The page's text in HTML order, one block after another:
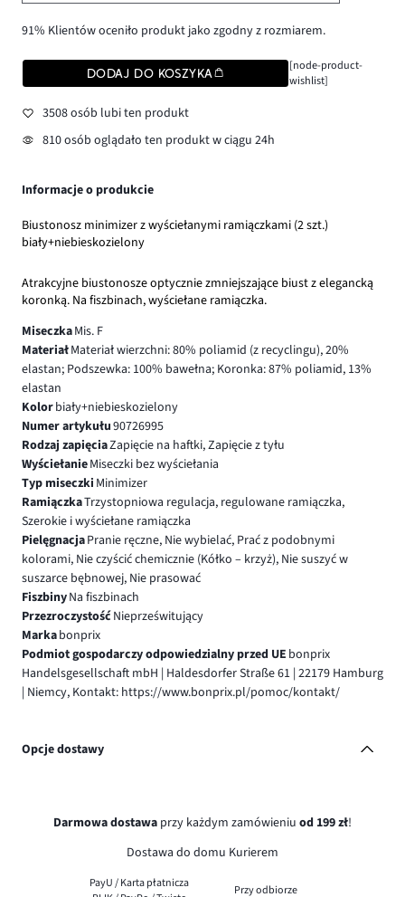
91% Klientów oceniło produkt jako zgodny z rozmiarem.
DODAJ DO KOSZYKA
[node-product-
wishlist]
3508 osób lubi ten produkt
810 osób oglądało ten produkt w ciągu 24h
Informacje o produkcie
Biustonosz minimizer z wyściełanymi ramiączkami (2 szt.)
biały+niebieskozielony
Atrakcyjne biustonosze optycznie zmniejszające biust z elegancką
koronką. Na fiszbinach, wyściełane ramiączka.
MiseczkaMis. F
MateriałMateriał wierzchni: 80% poliamid (z recyclingu), 20%
elastan; Podszewka: 100% bawełna; Koronka: 87% poliamid, 13%
elastan
Kolorbiały+niebieskozielony
Numer artykułu90726995
Rodzaj zapięciaZapięcie na haftki, Zapięcie z tyłu
WyściełanieMiseczki bez wyściełania
Typ miseczki Minimizer
RamiączkaTrzystopniowa regulacja, regulowane ramiączka,
Szerokie i wyściełane ramiączka
PielęgnacjaPranie ręczne, Nie wybielać, Prać z podobnymi
kolorami, Nie czyścić chemicznie (Kółko – krzyż), Nie suszyć w
suszarce bębnowej, Nie prasować
FiszbinyNa fiszbinach
PrzezroczystośćNieprześwitujący
Markabonprix
Podmiot gospodarczy odpowiedzialny przed UE bonprix
Handelsgesellschaft mbH | Haldesdorfer Straße 61 | 22179 Hamburg
| Niemcy, Kontakt: https://www.bonprix.pl/pomoc/kontakt/
Opcje dostawy
Darmowa dostawa przy każdym zamówieniu od 199 zł!
Dostawa do domu Kurierem
PayU / Karta płatnicza
Przy odbiorze